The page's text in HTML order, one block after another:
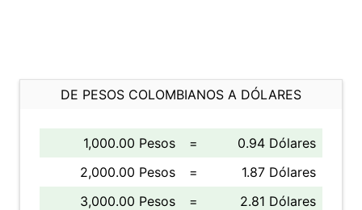
DE PESOS COLOMBIANOS A DÓLARES
1,000.00 Pesos =
0.94 Dólares
2,000.00 Pesos
=
1.87 Dólares
3,000.00 Pesos
=
2.81 Dólares